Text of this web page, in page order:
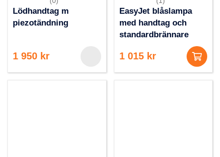
Lödhandtag m
piezotändning
1 950 kr
EasyJet blåslampa
med handtag och
standardbrännare
1 015 kr